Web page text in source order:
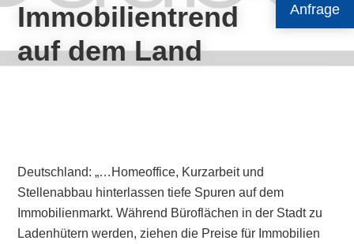
Anfrage
Immobilientrend
auf dem Land
Deutschland: „…Homeoffice, Kurzarbeit und
Stellenabbau hinterlassen tiefe Spuren auf dem
Immobilienmarkt. Während Büroflächen in der Stadt zu
Ladenhütern werden, ziehen die Preise für Immobilien